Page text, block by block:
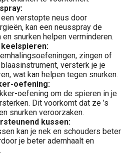
verstopte neus door
kan een neusspray de
en snurken helpen verminderen.
zingen of
versterk je je
wat kan helpen tegen snurken.
oefening:
oefening om de spieren in je
Dit voorkomt dat ze ’s
snurken veroorzaken.
kussen:
kan je nek en schouders beter
je beter ademhaalt en